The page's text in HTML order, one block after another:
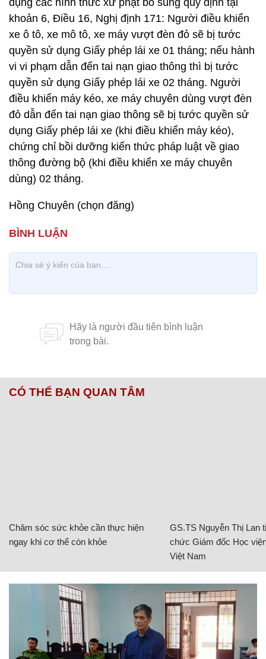
dụng các hình thức xử phạt bổ sung quy định tại
khoản 6, Điều 16, Nghị định 171: Người điều khiển
xe ô tô, xe mô tô, xe máy vượt đèn đỏ sẽ bị tước
quyền sử dụng Giấy phép lái xe 01 tháng; nếu hành
vi vi phạm dẫn đến tai nạn giao thông thì bị tước
quyền sử dụng Giấy phép lái xe 02 tháng. Người
điều khiển máy kéo, xe máy chuyên dùng vượt đèn
đỏ dẫn đến tai nạn giao thông sẽ bị tước quyền sử
dụng Giấy phép lái xe (khi điều khiển máy kéo),
chứng chỉ bồi dưỡng kiến thức pháp luật về giao
thông đường bộ (khi điều khiển xe máy chuyên
dùng) 02 tháng.
Hồng Chuyên (chọn đăng)
CÓ THỂ BẠN QUAN TÂM
Chăm sóc sức khỏe cần thực hiện
ngay khi cơ thể còn khỏe
GS.TS Nguyễn Thị Lan
chức Giám đốc Học
Việt Nam